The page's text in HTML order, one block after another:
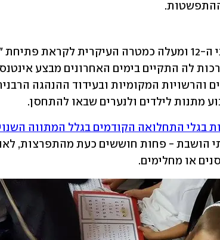
מתנות לילדים ולנערים שבאו להתחסן.